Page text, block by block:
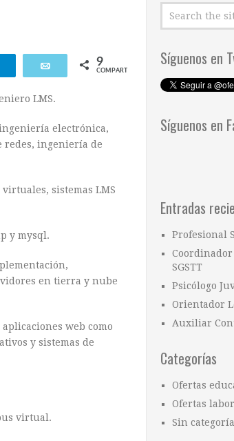
Telegram Email 9
COMPARTIR
LMS.
electrónica,
ingeniería de
sistemas LMS
y mysql.
en tierra y nube
web como
y sistemas de
virtual.
Síguenos en
Síguenos en
Entradas
Profesional
SGSTT
Psicólogo
Orientador
Auxiliar
Categorías
Ofertas
Ofertas
Sin categoría